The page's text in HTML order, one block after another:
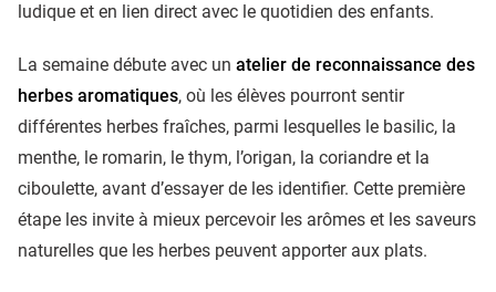
ludique et en lien direct avec le quotidien des enfants.
La semaine débute avec un atelier de reconnaissance des
herbes aromatiques, où les élèves pourront sentir
différentes herbes fraîches, parmi lesquelles le basilic, la
menthe, le romarin, le thym, l’origan, la coriandre et la
ciboulette, avant d’essayer de les identifier. Cette première
étape les invite à mieux percevoir les arômes et les saveurs
naturelles que les herbes peuvent apporter aux plats.